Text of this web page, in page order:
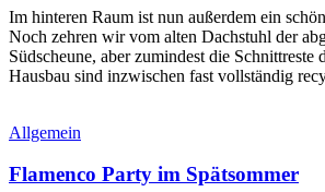
Im hinteren Raum ist nun außerdem ein
Noch zehren wir vom alten Dachstuhl der
Südscheune, aber zumindest die Schnittreste
Hausbau sind inzwischen fast vollständig
Allgemein
Flamenco Party im Spätsommer